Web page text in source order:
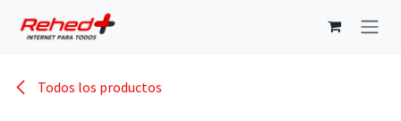
Todos los productos